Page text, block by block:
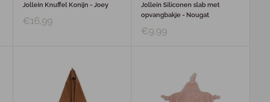
Jollein Knuffel Konijn - Joey
€16,99
Jollein Siliconen slab met
opvangbakje - Nougat
€9,99